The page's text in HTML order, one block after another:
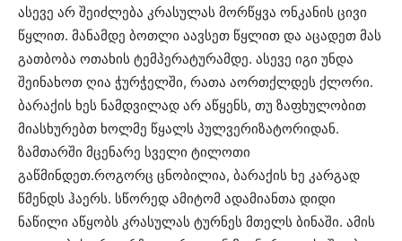
ასევე არ შეიძლება კრასულას მორწყვა ონკანის ცივი
წყლით. მანამდე ბოთლი აავსეთ წყლით და აცადეთ მას
გათბობა ოთახის ტემპერატურამდე. ასევე იგი უნდა
შეინახოთ ღია ჭურჭელში, რათა აორთქლდეს ქლორი.
ბარაქის ხეს ნამდვილად არ აწყენს, თუ ზაფხულობით
მიასხურებთ ხოლმე წყალს პულვერიზატორიდან.
ზამთარში მცენარე სველი ტილოთი
გაწმინდეთ.როგორც ცნობილია, ბარაქის ხე კარგად
წმენდს ჰაერს. სწორედ ამიტომ ადამიანთა დიდი
ნაწილი აწყობს კრასულას ტურნეს მთელს ბინაში. ამის